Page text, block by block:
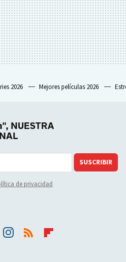
2026 Mejores películas 2026
NUESTRA
SUSCRIBIR
de privacidad